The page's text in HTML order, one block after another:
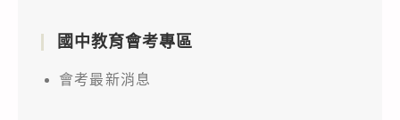
國中教育會考專區
會考最新消息